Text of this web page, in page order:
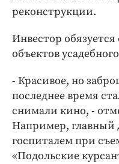
Работодатель
реконструкции.
Инвестор
объектов
- Красивое, но
последнее время
снимали кино, -
Например, главный
госпиталем при
«Подольские